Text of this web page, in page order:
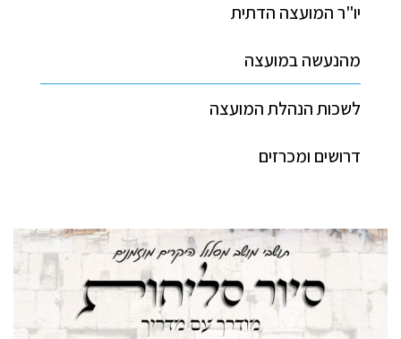
יו"ר המועצה הדתית
מהנעשה במועצה
לשכות הנהלת המועצה
דרושים ומכרזים